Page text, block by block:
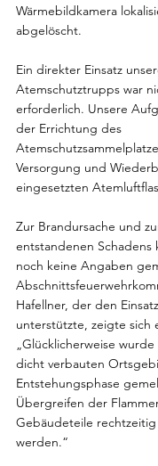
Wärmebildkamera
abgelöscht.
Ein direkter Einsatz
Atemschutztrupps war
erforderlich. Unsere
der Errichtung des
Versorgung und
eingesetzten
Zur Brandursache und
entstandenen Schadens
noch keine Angaben
Hafellner, der den
unterstützte, zeigte sich
„Glücklicherweise
dicht verbauten
Entstehungsphase
Übergreifen der
Gebäudeteile
werden.“